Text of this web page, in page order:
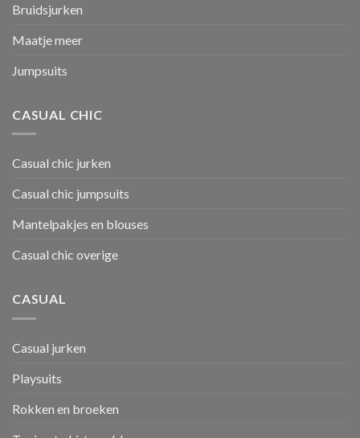
Bruidsjurken
Maatje meer
Jumpsuits
CASUAL CHIC
Casual chic jurken
Casual chic jumpsuits
Mantelpakjes en blouses
Casual chic overige
CASUAL
Casual jurken
Playsuits
Rokken en broeken